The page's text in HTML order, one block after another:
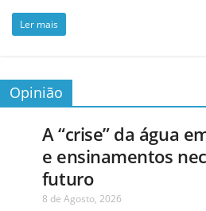
Ler mais
Opinião
A “crise” da água
e ensinamentos
futuro
8 de Agosto, 2026